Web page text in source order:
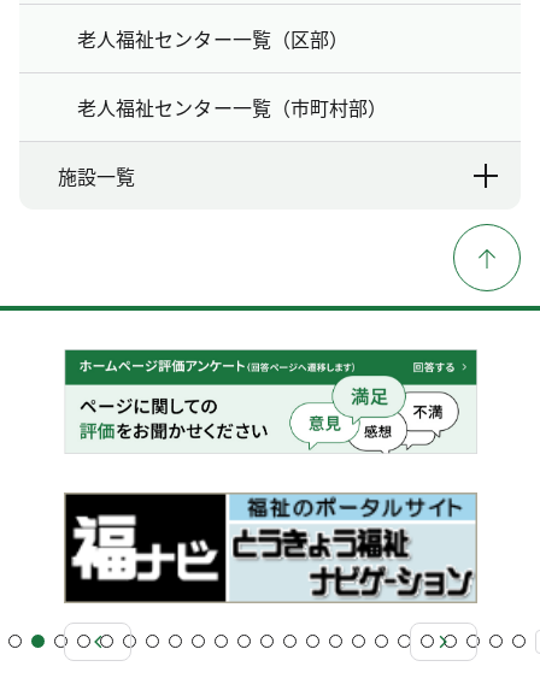
老人福祉センター一覧（区部）
老人福祉センター一覧（市町村部）
施設一覧